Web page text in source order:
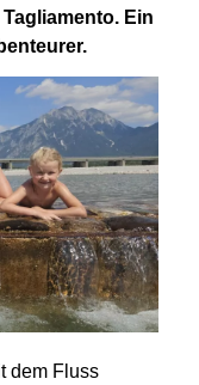
Ein
dem Fluss